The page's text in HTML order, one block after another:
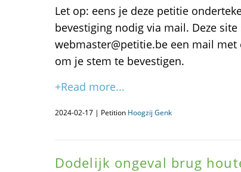
Let op: eens je deze petitie
bevestiging nodig via mail. Deze
webmaster@petitie.be een mail
om je stem te bevestigen.
+Read more...
2024-02-17 | Petition Hoogzij Genk
Dodelijk ongeval brug